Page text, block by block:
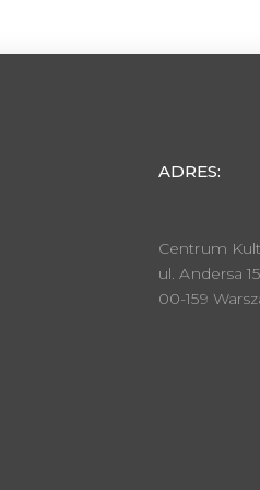
ADRES:
Centrum
ul. Andersa
00-159